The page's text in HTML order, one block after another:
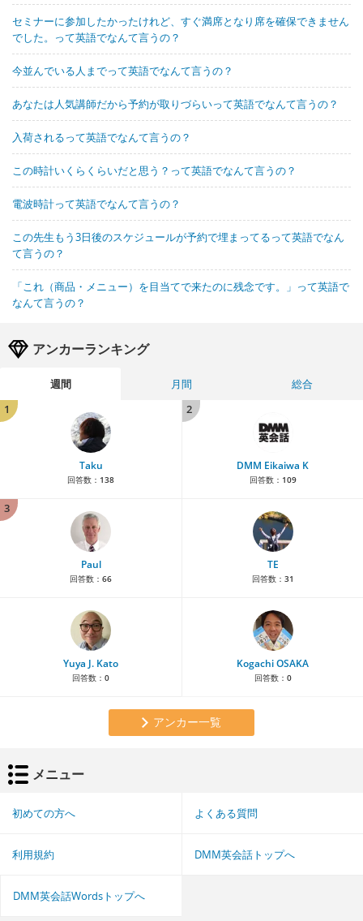
セミナーに参加したかったけれど、すぐ満席となり席を確保できません
でした。って英語でなんて言うの？
今並んでいる人までって英語でなんて言うの？
あなたは人気講師だから予約が取りづらいって英語でなんて言うの？
入荷されるって英語でなんて言うの？
この時計いくらくらいだと思う？って英語でなんて言うの？
電波時計って英語でなんて言うの？
この先生もう3日後のスケジュールが予約で埋まってるって英語でなん
て言うの？
「これ（商品・メニュー）を目当てで来たのに残念です。」って英語で
なんて言うの？
アンカーランキング
週間 月間
総合
1
Taku
回答数： 138
2
DMM Eikaiwa K
回答数： 109
3
Paul
回答数： 66
TE
回答数： 31
Yuya J. Kato
回答数： 0
Kogachi OSAKA
回答数： 0
アンカー一覧
メニュー
初めての方へ よくある質問
利用規約 DMM英会話トップへ
DMM英会話Wordsトップへ